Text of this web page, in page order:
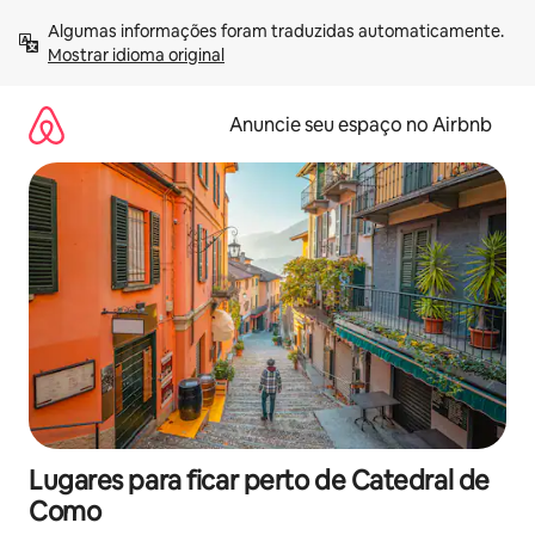
para
Mostrar idioma original
Anuncie seu espaço no Airbnb
Lugares para ficar perto de Catedral de
Como